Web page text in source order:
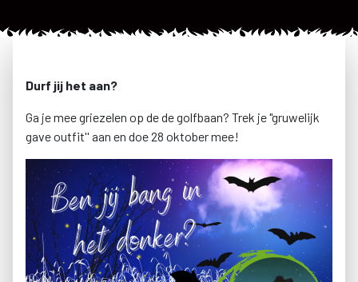
Durf jij het aan?
Ga je mee griezelen op de de golfbaan? Trek je "gruwelijk
gave outfit'' aan en doe 28 oktober mee!